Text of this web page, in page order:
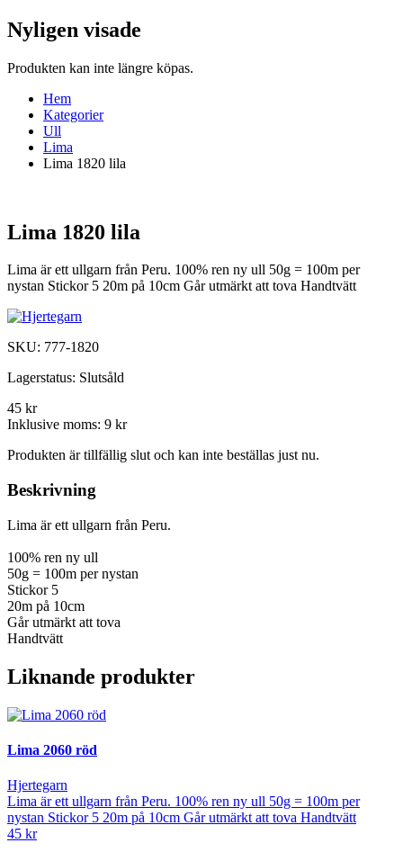
Nyligen visade
Produkten kan inte längre köpas.
Hem
Kategorier
Ull
Lima
Lima 1820 lila
Lima 1820 lila
Lima är ett ullgarn från Peru. 100% ren ny ull 50g = 100m per
nystan Stickor 5 20m på 10cm Går utmärkt att tova Handtvätt
SKU: 777-1820
Lagerstatus: Slutsåld
45 kr
Inklusive moms: 9 kr
Produkten är tillfällig slut och kan inte beställas just nu.
Beskrivning
Lima är ett ullgarn från Peru.
100% ren ny ull
50g = 100m per nystan
Stickor 5
20m på 10cm
Går utmärkt att tova
Handtvätt
Liknande produkter
Lima 2060 röd
Hjertegarn
Lima är ett ullgarn från Peru. 100% ren ny ull 50g = 100m per
nystan Stickor 5 20m på 10cm Går utmärkt att tova Handtvätt
45 kr